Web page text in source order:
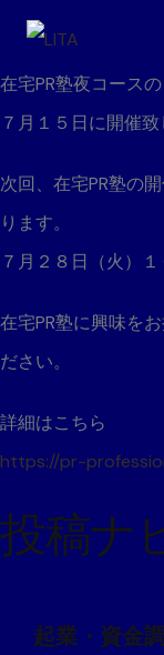
在宅PR塾夜コース
７月１５日に開催致
次回、在宅PR塾の
ります。
７月２８日（火）
在宅PR塾に興味を
ださい。
詳細はこちら
https://pr-
投稿ナ
起業・資金